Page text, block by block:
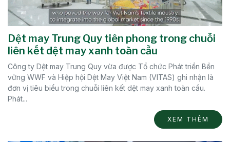
Dệt may Trung Quy tiên phong trong chuỗi
liên kết dệt may xanh toàn cầu
Công ty Dệt may Trung Quy vừa được Tổ chức Phát triển Bền
vững WWF và Hiệp hội Dệt May Việt Nam (VITAS) ghi nhận là
đơn vị tiêu biểu trong chuỗi liên kết dệt may xanh toàn cầu.
Phát...
XEM THÊM